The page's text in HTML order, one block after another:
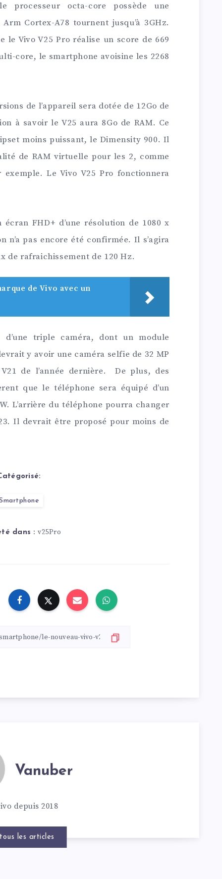
processeur octa-core possède une
Cortex-A78 tournent jusqu’à 3GHz.
le Vivo V25 Pro réalise un score de 669
core, le smartphone avoisine les 2268
de l’appareil sera dotée de 12Go de
à savoir le V25 aura 8Go de RAM. Ce
moins puissant, le Dimensity 900. Il
de RAM virtuelle pour les 2, comme
Le Vivo V25 Pro fonctionnera
FHD+ d’une résolution de 1080 x
n’a pas encore été confirmée. Il s’agira
de rafraichissement de 120 Hz.
de Vivo avec un
triple caméra, dont un module
y avoir une caméra selfie de 32 MP
de l’année dernière. De plus, des
que le téléphone sera équipé d’un
L’arrière du téléphone pourra changer
Il devrait être proposé pour moins de
dans : v25Pro
Vanuber
depuis 2018
les articles